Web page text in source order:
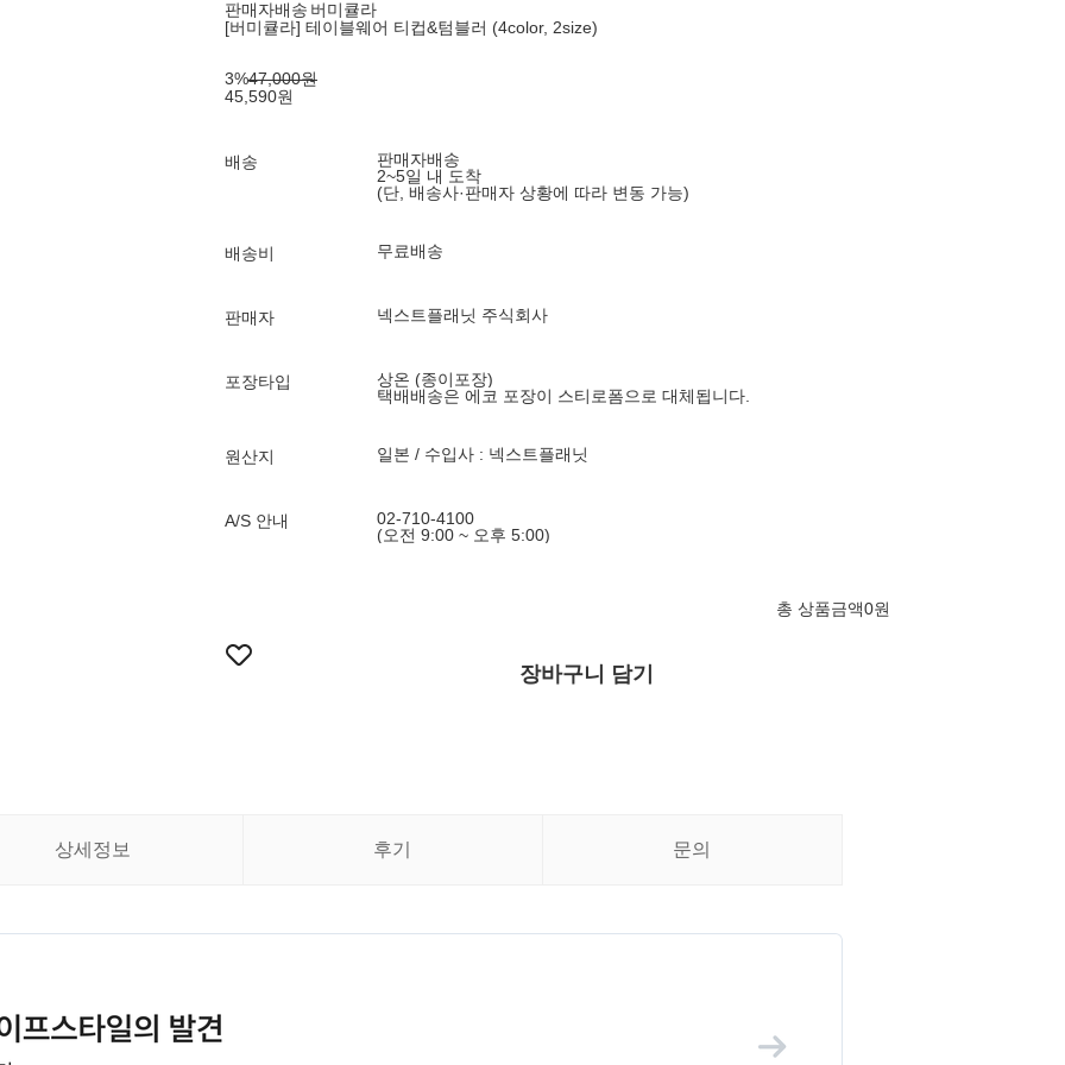
판매자배송 버미큘라
[버미큘라] 테이블웨어 티컵&텀블러 (4color, 2size)
3%47,000원
45,590원
배송
판매자배송
2~5일 내 도착
(단, 배송사·판매자 상황에 따라 변동 가능)
배송비 무료배송
판매자 넥스트플래닛 주식회사
포장타입
상온 (종이포장)
택배배송은 에코 포장이 스티로폼으로 대체됩니다.
원산지 일본 / 수입사 : 넥스트플래닛
A/S 안내
02-710-4100
(오전 9:00 ~ 오후 5:00)
총 상품금액0원
장바구니 담기
상세정보 후기 문의